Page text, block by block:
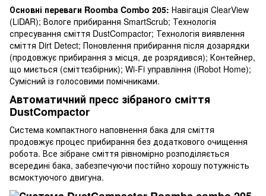
Основні переваги Roomba Combo 205: Навігація ClearView
(LiDAR); Вологе прибирання SmartScrub; Технологія
спресування сміття DustCompactor; Технологія виявлення
сміття Dirt Detect; Поновлення прибирання після дозарядки
(продовжує прибирання з місця, де розрядився); Контейнер,
що миється (сміттєзбірник); Wi-Fi управління (iRobot Home);
Сумісний із голосовими помічниками.
Автоматичний пресc зібраного сміття
DustCompactor
Система компактного наповнення бака для сміття
продовжує процес прибирання без додаткового очищення
робота. Все зібране сміття рівномірно розподіляється
всередині бака, забезпечуючи постійно хорошу потужність
всмоктуючого двигуна.